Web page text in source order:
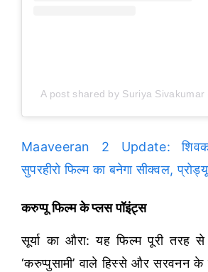
A post shared by Suriya Sivakumar
Maaveeran 2 Update:
सुपरहीरो फिल्म का बनेगा सीक्वल,
करुप्पू फिल्म के प्लस पॉइंट्स
सूर्या का औरा: यह फिल्म पूरी तरह
‘करुप्पुसामी’ वाले हिस्से और सरवनन